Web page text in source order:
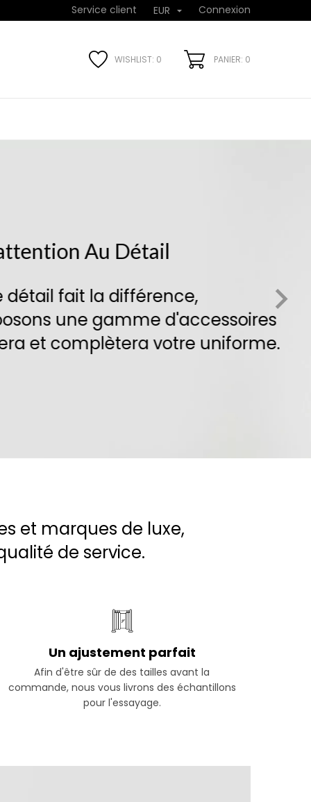
Service client EUR  Connexion
WISHLIST: 0 PANIER: 0
uniforme.

et marques de luxe,
de service.
Un ajustement parfait
Afin d'être sûr de des tailles avant la
commande, nous vous livrons des échantillons
pour l'essayage.